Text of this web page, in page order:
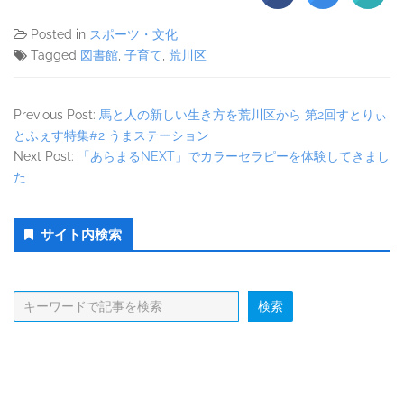
Posted in スポーツ・文化
Tagged 図書館, 子育て, 荒川区
Previous Post: 馬と人の新しい生き方を荒川区から 第2回すとりぃ
とふぇす特集#2 うまステーション
Next Post:
「あらまるNEXT」でカラーセラピーを体験してきまし
た
Secondary
Sidebar
サイト内検索